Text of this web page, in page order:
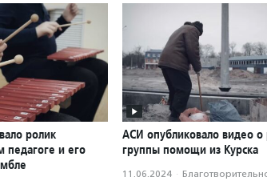
ролик
педагоге и его
АСИ опубликовало видео о
группы помощи из Курска
11.06.2024 ·